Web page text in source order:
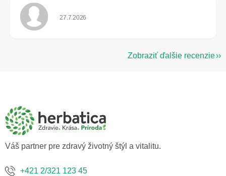
Hodnotenie obchodu je 5 z 5 hviezdičiek.
27.7.2026
Zobraziť ďalšie recenzie
Váš partner pre zdravý životný štýl a vitalitu.
+421 2/321 123 45